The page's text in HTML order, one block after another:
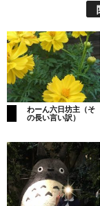
わーん六日坊主（そ
の長い言い訳）